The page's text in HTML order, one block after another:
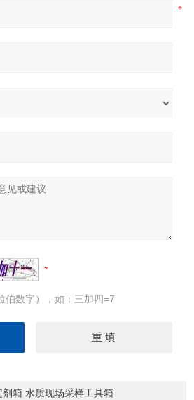
伯数字），如：三加四=7
剂箱 水质现场采样工具箱